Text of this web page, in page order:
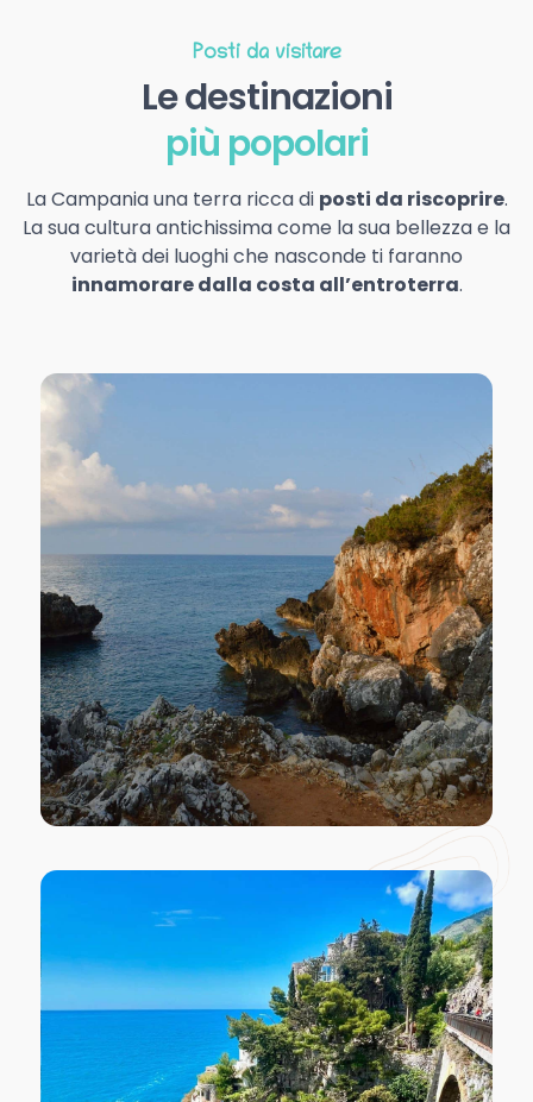
Posti da visitare
Le destinazioni
più popolari
La Campania una terra ricca di posti da riscoprire.
La sua cultura antichissima come la sua bellezza e la
varietà dei luoghi che nasconde ti faranno
innamorare dalla costa all’entroterra.